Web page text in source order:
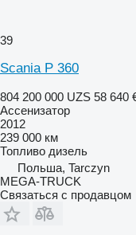
39
Scania P 360
804 200 000 UZS 58 640
Ассенизатор
2012
239 000 км
Топливо дизель
Польша, Tarczyn
MEGA-TRUCK
Связаться с продавцом